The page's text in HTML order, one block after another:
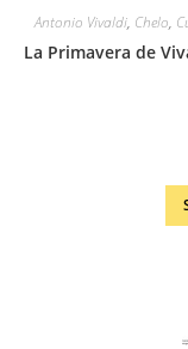
Antonio Vivaldi, Chelo,
La Primavera de